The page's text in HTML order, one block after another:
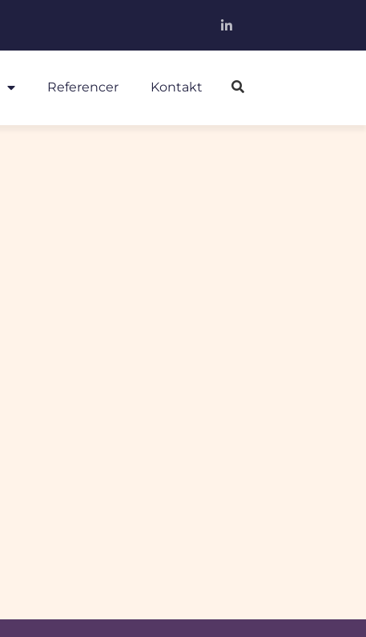
Referencer Kontakt